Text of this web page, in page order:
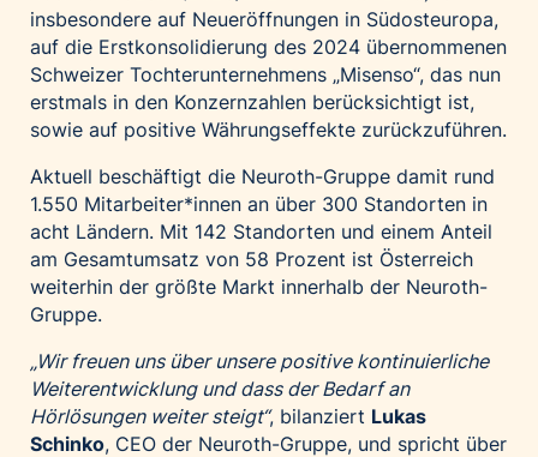
insbesondere auf Neueröffnungen in Südosteuropa,
auf die Erstkonsolidierung des 2024 übernommenen
Schweizer Tochterunternehmens „Misenso“, das nun
erstmals in den Konzernzahlen berücksichtigt ist,
sowie auf positive Währungseffekte zurückzuführen.
Aktuell beschäftigt die Neuroth-Gruppe damit rund
1.550 Mitarbeiter*innen an über 300 Standorten in
acht Ländern. Mit 142 Standorten und einem Anteil
am Gesamtumsatz von 58 Prozent ist Österreich
weiterhin der größte Markt innerhalb der Neuroth-
Gruppe.
„Wir freuen uns über unsere positive kontinuierliche
Weiterentwicklung und dass der Bedarf an
Hörlösungen weiter steigt“, bilanziert Lukas
Schinko, CEO der Neuroth-Gruppe, und spricht über